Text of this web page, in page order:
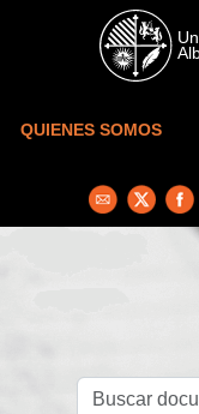
Skip to main content
QUIENES SOMOS